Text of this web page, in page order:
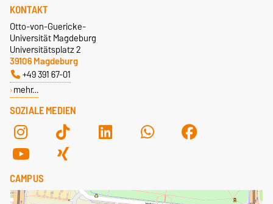
SOZIALE MEDIEN
KONTAKT
Otto-von-Guericke-
Universität Magdeburg
Universitätsplatz 2
39106 Magdeburg
+49 391 67-01
mehr…
CAMPUS